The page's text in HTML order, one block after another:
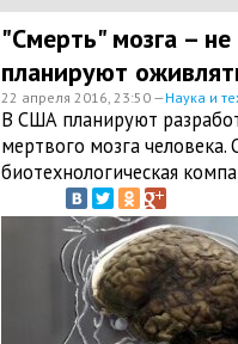
"Смерть" мозга –
планируют
22 апреля 2016, 23:50 —Наука и
В США планируют
мертвого мозга
биотехнологическая